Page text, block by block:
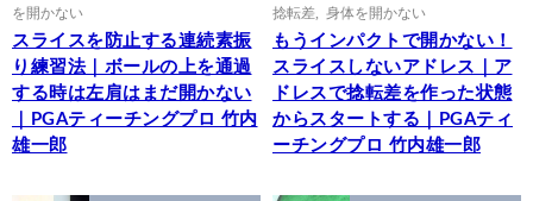
を開かない
スライスを防止する連続素振
り練習法｜ボールの上を通過
する時は左肩はまだ開かない
｜PGAティーチングプロ 竹内
雄一郎
捻転差
身体を開かない
もうインパクトで開かない！
スライスしないアドレス｜ア
ドレスで捻転差を作った状態
からスタートする｜PGAティ
ーチングプロ 竹内雄一郎